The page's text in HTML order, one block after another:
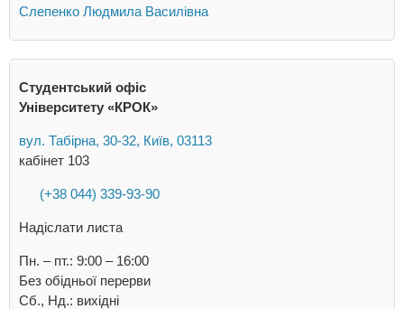
Слепенко Людмила Василівна
Студентський офіс
Університету «КРОК»
вул. Табірна, 30-32, Київ, 03113
кабінет 103
(+38 044) 339-93-90
Надіслати листа
Пн. – пт.: 9:00 – 16:00
Без обідньої перерви
Сб., Нд.: вихідні